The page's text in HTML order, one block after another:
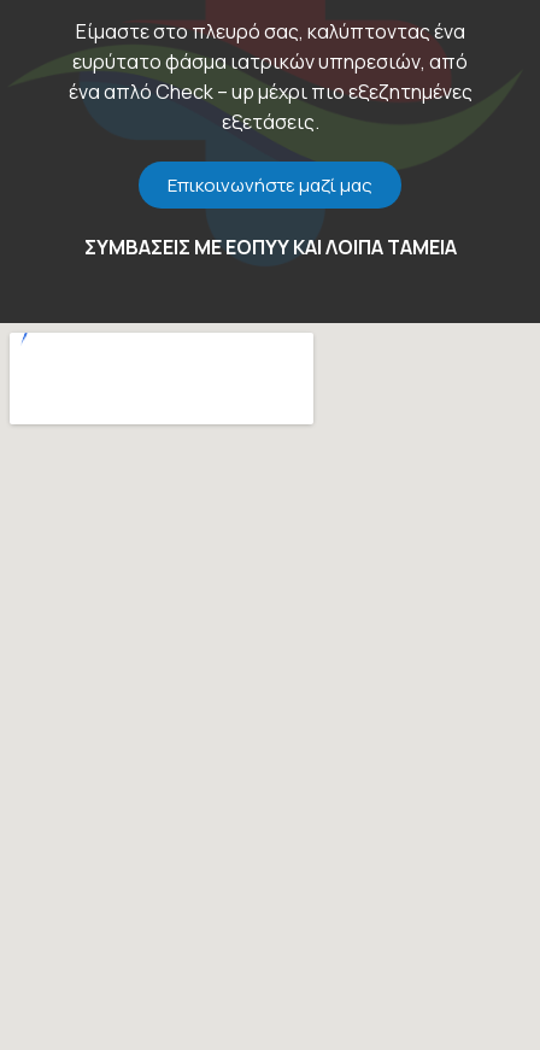
Είμαστε στο πλευρό σας, καλύπτοντας ένα
ευρύτατο φάσμα ιατρικών υπηρεσιών, από
ένα απλό Check – up μέχρι πιο εξεζητημένες
εξετάσεις.
Επικοινωνήστε μαζί μας
ΣΥΜΒΑΣΕΙΣ ΜΕ ΕΟΠΥΥ ΚΑΙ ΛΟΙΠΑ ΤΑΜΕΙΑ